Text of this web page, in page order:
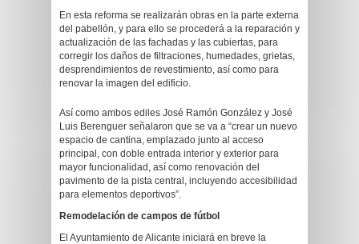
En esta reforma se realizarán obras en la parte externa
del pabellón, y para ello se procederá a la reparación y
actualización de las fachadas y las cubiertas, para
corregir los daños de filtraciones, humedades, grietas,
desprendimientos de revestimiento, así como para
renovar la imagen del edificio.
Así como ambos ediles José Ramón González y José
Luis Berenguer señalaron que se va a “crear un nuevo
espacio de cantina, emplazado junto al acceso
principal, con doble entrada interior y exterior para
mayor funcionalidad, así como renovación del
pavimento de la pista central, incluyendo accesibilidad
para elementos deportivos”.
Remodelación de campos de fútbol
El Ayuntamiento de Alicante iniciará en breve la